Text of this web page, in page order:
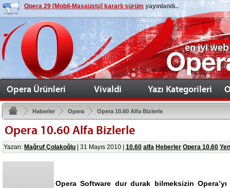
Opera 29 [Mobil-Masaüstü] kararlı sürümyayınlandı..
en iyi
Opera Ürünleri Vivaldi Yazı Kategorileri
Haberler Opera Opera 10.60 Alfa Bizlerle
Opera 10.60 Alfa Bizlerle
Yazan: Mağruf Çolakoğlu 31 Mayıs 2010 10.60 alfa Heberler Opera 10.60
Opera Software dur durak bilmeksizin